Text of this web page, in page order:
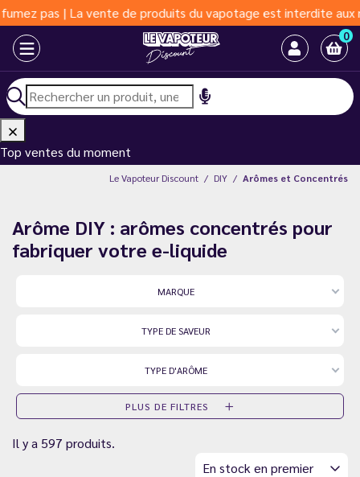
| La vente de produits du vapotage est interdite aux
0
Top ventes du moment
Le Vapoteur Discount DIY Arômes et Concentrés
Arôme DIY : arômes concentrés pour
fabriquer votre e-liquide
MARQUE
TYPE DE SAVEUR
TYPE D'ARÔME
PLUS DE FILTRES
Il y a 597 produits.
En stock en premier